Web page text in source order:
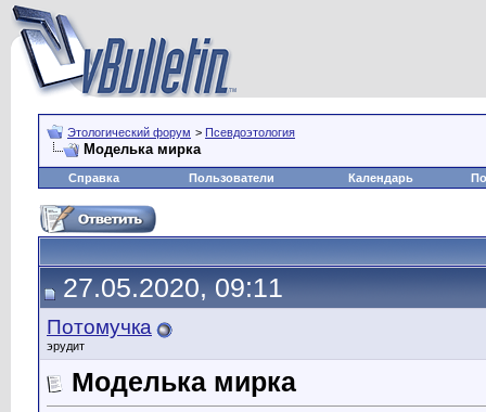
Этологический форум > Псевдоэтология
Моделька мирка
Справка Пользователи Календарь
27.05.2020, 09:11
Потомучка
эрудит
Моделька мирка